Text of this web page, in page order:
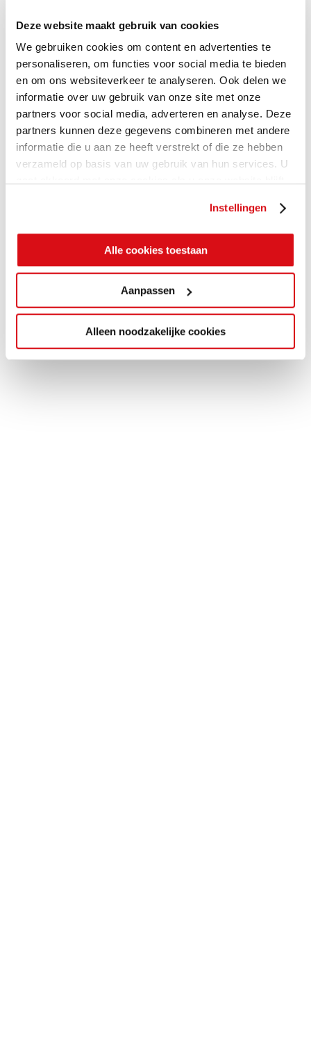
Deze website maakt gebruik van cookies
We gebruiken cookies om content en advertenties te
personaliseren, om functies voor social media te bieden
en om ons websiteverkeer te analyseren. Ook delen we
informatie over uw gebruik van onze site met onze
partners voor social media, adverteren en analyse. Deze
partners kunnen deze gegevens combineren met andere
informatie die u aan ze heeft verstrekt of die ze hebben
verzameld op basis van uw gebruik van hun services. U
Instellingen
Alle cookies toestaan
Aanpassen
Alleen noodzakelijke cookies